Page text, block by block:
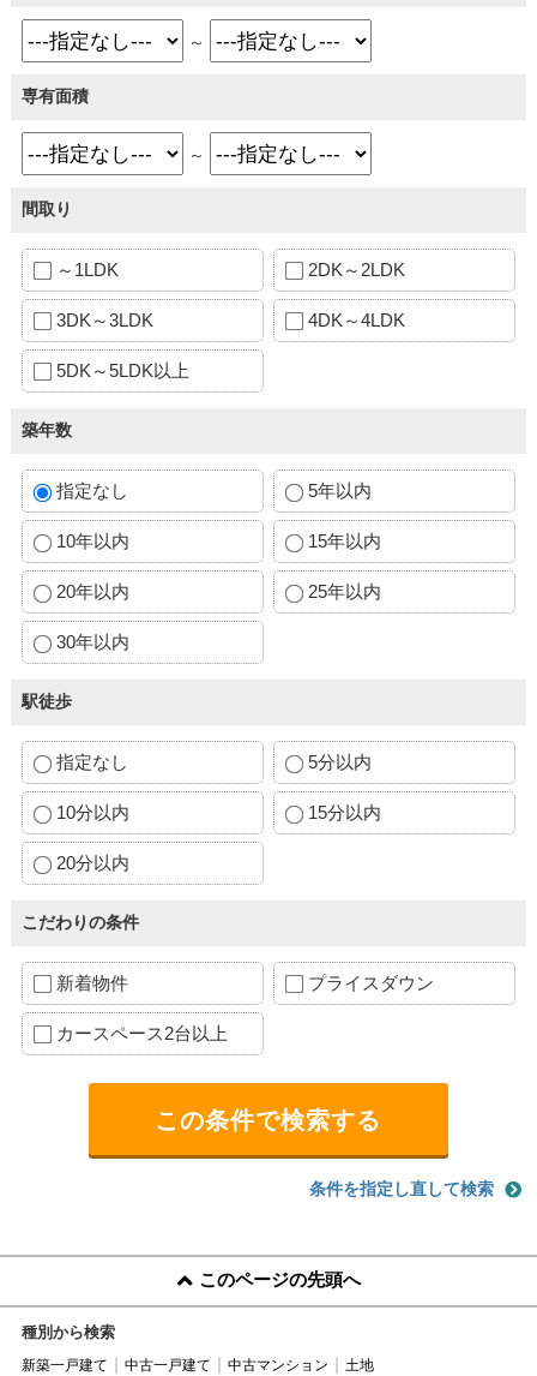
～
専有面積
～
間取り
～1LDK 2DK～2LDK
3DK～3LDK 4DK～4LDK
5DK～5LDK以上
築年数
指定なし 5年以内
10年以内 15年以内
20年以内 25年以内
30年以内
駅徒歩
指定なし 5分以内
10分以内 15分以内
20分以内
こだわりの条件
新着物件 プライスダウン
カースペース2台以上
条件を指定し直して検索
このページの先頭へ
種別から検索
新築一戸建て 中古一戸建て 中古マンション 土地